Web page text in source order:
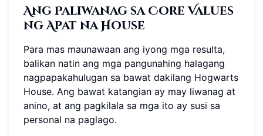
Ang Paliwanag sa Core Values
ng Apat na House
Para mas maunawaan ang iyong mga resulta,
balikan natin ang mga pangunahing halagang
nagpapakahulugan sa bawat dakilang Hogwarts
House. Ang bawat katangian ay may liwanag at
anino, at ang pagkilala sa mga ito ay susi sa
personal na paglago.